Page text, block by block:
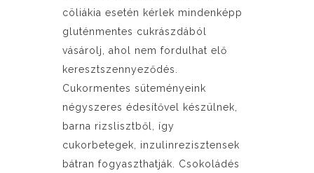
cöliákia esetén kérlek mindenképp
gluténmentes cukrászdából
vásárolj, ahol nem fordulhat elő
keresztszennyeződés.
Cukormentes süteményeink
négyszeres édesítővel készülnek,
barna rizslisztből, így
cukorbetegek, inzulinrezisztensek
bátran fogyaszthatják. Csokoládés